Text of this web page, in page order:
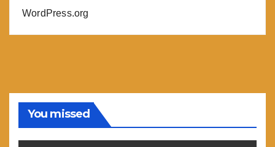
WordPress.org
You missed